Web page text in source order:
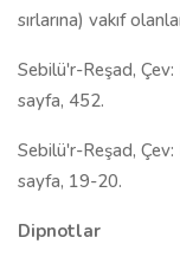
sırlarına) vakıf
Sebilü'r-Reşad,
sayfa, 452.
Sebilü'r-Reşad,
sayfa, 19-20.
Dipnotlar